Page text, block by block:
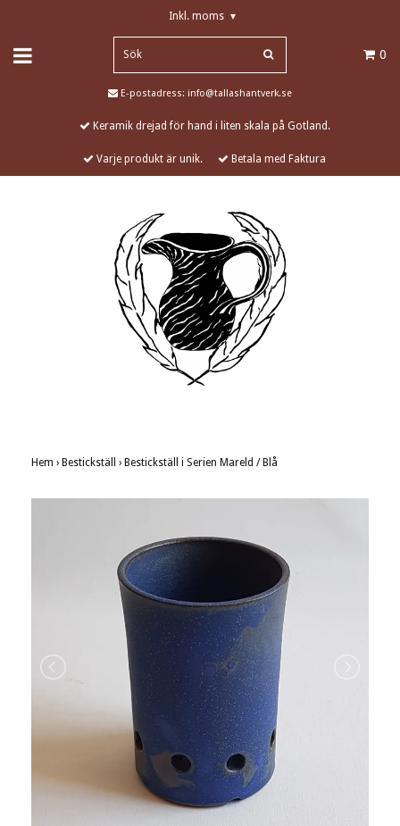
Inkl. moms ▾
0
E-postadress: info@tallashantverk.se
Keramik drejad för hand i liten skala på Gotland.
Varje produkt är unik. Betala med Faktura
Hem › Bestickställ › Bestickställ i Serien Mareld / Blå